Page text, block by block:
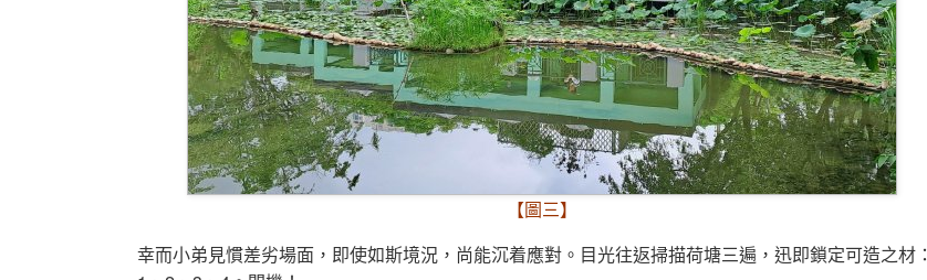
【圖三】
幸而小弟見慣差劣場面，即使如斯境況，尚能沉着應對。目光往返掃描荷塘三遍，迅即鎖定可造之材：